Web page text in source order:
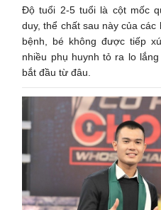
Độ tuổi 2-5 tuổi là cột mốc
duy, thể chất sau này của
bệnh, bé không được tiếp
nhiều phụ huynh tỏ ra lo
bắt đầu từ đâu.